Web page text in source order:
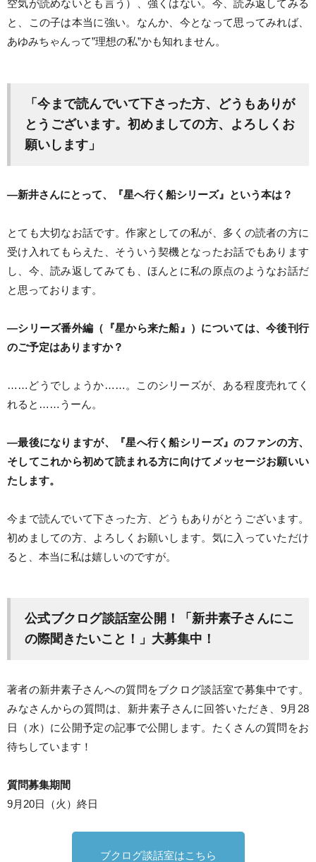
空気が読めないとも言う）、強くはない。今、読み返してみる
と、この子は本当に強い。なんか、今となって思ってみれば、
あゆみちゃんって”理想の私”かも知れません。
「今まで読んでいて下さった方、どうもありが
とうございます。初めましての方、よろしくお
願いします」
―新井さんにとって、『星へ行く船シリーズ』という本は？
とても大切なお話です。作家としての私が、多くの読者の方に
受け入れてもらえた、そういう契機となったお話でもあります
し、今、読み返してみても、ほんとに私の原点のようなお話だ
と思っております。
―シリーズ番外編（『星から来た船』）については、今後刊行
のご予定はありますか？
……どうでしょうか……。このシリーズが、ある程度売れてく
れると……うーん。
―最後になりますが、『星へ行く船シリーズ』のファンの方、
そしてこれから初めて読まれる方に向けてメッセージお願いい
たします。
今まで読んでいて下さった方、どうもありがとうございます。
初めましての方、よろしくお願いします。気に入っていただけ
ると、本当に私は嬉しいのですが。
公式ブクログ談話室公開！「新井素子さんにこ
の際聞きたいこと！」大募集中！
著者の新井素子さんへの質問をブクログ談話室で募集中です。
みなさんからの質問は、新井素子さんに回答いただき、9月28
日（水）に公開予定の記事で公開します。たくさんの質問をお
待ちしています！
質問募集期間
9月20日（火）終日
ブクログ談話室はこちら